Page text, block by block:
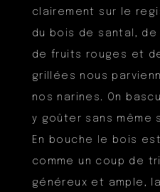
clairement sur le
du bois de santal, de
de fruits rouges et
grillées nous
nos narines. On
y goûter sans même
En bouche le bois
comme un coup de
généreux et ample,